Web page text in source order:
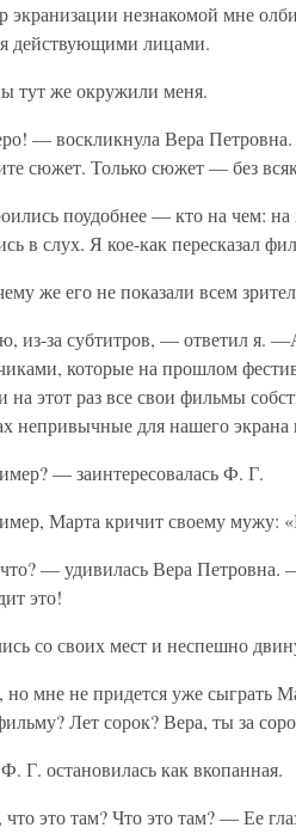
экранизации незнакомой мне
действующими лицами.
тут же окружили меня.
— воскликнула Вера
сюжет. Только сюжет — без
поудобнее — кто на чем:
в слух. Я кое-как пересказал
же его не показали всем
из-за субтитров, — ответил я.
которые на прошлом
на этот раз все свои фильмы
непривычные для нашего
— заинтересовалась Ф. Г.
Марта кричит своему мужу:
— удивилась Вера Петровна.
это!
со своих мест и неспешно
мне не придется уже сыграть
Лет сорок? Вера, ты за
Г. остановилась как вкопанная.
это там? Что это там? — Ее